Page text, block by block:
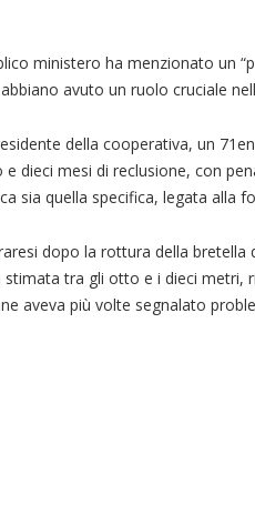
ministero ha menzionato un
avuto un ruolo cruciale
della cooperativa, un
dieci mesi di reclusione, con
sia quella specifica, legata
dopo la rottura della
stimata tra gli otto e i dieci
aveva più volte segnalato